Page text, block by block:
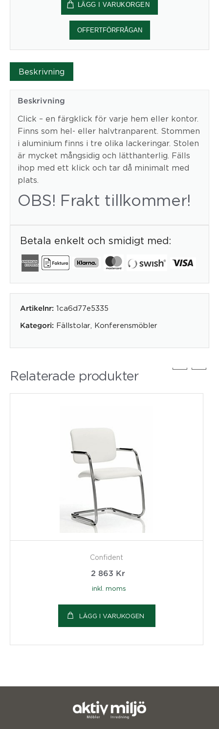
LÄGG I VARUKORGEN
OFFERTFÖRFRÅGAN
Beskrivning
Beskrivning
Click – en färgklick för varje hem eller kontor.
Finns som hel- eller halvtranparent. Stommen
i aluminium finns i tre olika lackeringar. Stolen
är mycket mångsidig och lätthanterlig. Fälls
ihop med ett klick och tar då minimalt med
plats.
OBS! Frakt tillkommer!
Betala enkelt och smidigt med:
Artikelnr: 1ca6d77e5335
Kategori: Fällstolar Konferensmöbler
Relaterade produkter
Confident
2 863 Kr
inkl. moms
LÄGG I VARUKOGEN